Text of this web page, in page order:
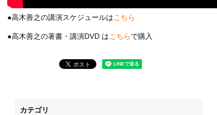
●高木善之の講演スケジュールはこちら
●高木善之の著書・講演DVD はこちらで購入
カテゴリ